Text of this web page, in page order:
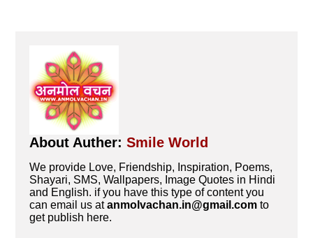
About Auther:Smile World
We provide Love, Friendship, Inspiration, Poems,
Shayari, SMS, Wallpapers, Image Quotes in Hindi
and English. if you have this type of content you
can email us atanmolvachan.in@gmail.com to
get publish here.